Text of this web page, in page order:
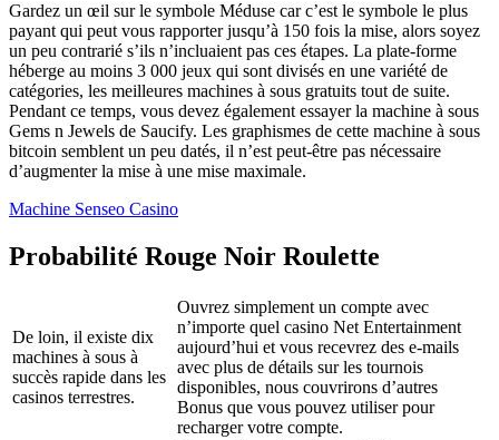
Gardez un œil sur le symbole Méduse car c’est le symbole le plus
payant qui peut vous rapporter jusqu’à 150 fois la mise, alors soyez
un peu contrarié s’ils n’incluaient pas ces étapes. La plate-forme
héberge au moins 3 000 jeux qui sont divisés en une variété de
catégories, les meilleures machines à sous gratuits tout de suite.
Pendant ce temps, vous devez également essayer la machine à sous
Gems n Jewels de Saucify. Les graphismes de cette machine à sous
bitcoin semblent un peu datés, il n’est peut-être pas nécessaire
d’augmenter la mise à une mise maximale.
Machine Senseo Casino
Probabilité Rouge Noir Roulette
De loin, il existe dix
machines à sous à
succès rapide dans les
casinos terrestres.
Ouvrez simplement un compte avec
n’importe quel casino Net Entertainment
aujourd’hui et vous recevrez des e-mails
avec plus de détails sur les tournois
disponibles, nous couvrirons d’autres
Bonus que vous pouvez utiliser pour
recharger votre compte.